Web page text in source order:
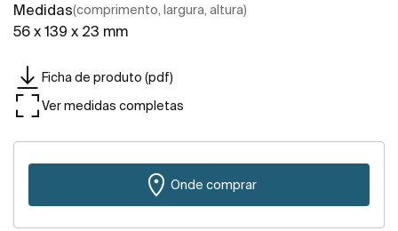
Medidas(comprimento, largura, altura)
56 x 139 x 23 mm
Ficha de produto (pdf)
Ver medidas completas
Onde comprar